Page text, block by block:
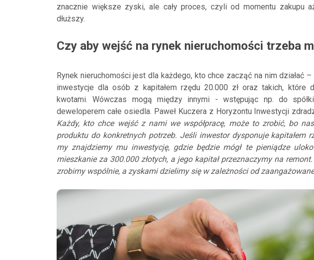
znacznie większe zyski, ale cały proces, czyli od momentu zakupu
dłuższy.
Czy aby wejść na rynek nieruchomości trzeba
Rynek nieruchomości jest dla każdego, kto chce zacząć na nim działać –
inwestycje dla osób z kapitałem rzędu 20.000 zł oraz takich, które
kwotami. Wówczas mogą między innymi - wstępując np. do
deweloperem całe osiedla. Paweł Kuczera z Horyzontu Inwestycji
Każdy, kto chce wejść z nami we współpracę, może to zrobić, bo
produktu do konkretnych potrzeb. Jeśli inwestor dysponuje kapitałem
my znajdziemy mu inwestycję, gdzie będzie mógł te pieniądze
mieszkanie za 300.000 złotych, a jego kapitał przeznaczymy na
zrobimy wspólnie, a zyskami dzielimy się w zależności od